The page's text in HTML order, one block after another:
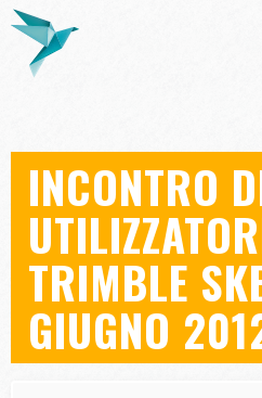
INCONTRO
TRIMBLE
GIUGNO